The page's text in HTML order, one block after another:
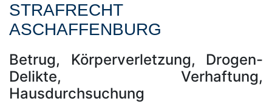
STRAFRECHT
ASCHAFFENBURG
Betrug, Körperverletzung, Drogen-
Delikte, Verhaftung,
Hausdurchsuchung